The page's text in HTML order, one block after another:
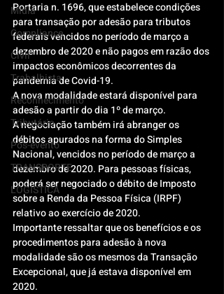
Mídia
Compliance
Civil
Trabalhista
Reconhecimento
Tributário
Pós-evento
TRANSPORTE
LOGISTICA
Portaria n. 1696, que estabelece condições
para transação por adesão para tributos
federais vencidos no período de março a
dezembro de 2020 e não pagos em razão dos
impactos econômicos decorrentes da
pandemia de Covid-19.
A nova modalidade estará disponível para
adesão a partir do dia 1º de março.
A negociação também irá abranger os
débitos apurados na forma do Simples
Nacional, vencidos no período de março a
dezembro de 2020. Para pessoas físicas,
poderá ser negociado o débito de Imposto
sobre a Renda da Pessoa Física (IRPF)
relativo ao exercício de 2020.
Importante ressaltar que os benefícios e os
procedimentos para adesão à nova
modalidade são os mesmos da Transação
Excepcional, que já estava disponível em
2020.